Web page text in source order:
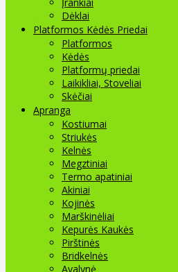
Dėklai
Platformos Kėdės Priedai
Platformos
Kėdės
Platformų priedai
Laikikliai, Stoveliai
Skėčiai
Apranga
Kostiumai
Striukės
Kelnės
Megztiniai
Termo apatiniai
Akiniai
Kojinės
Marškinėliai
Kepurės Kaukės
Pirštinės
Bridkelnės
Avalynė